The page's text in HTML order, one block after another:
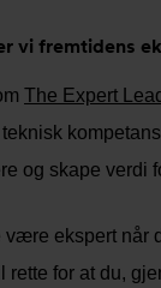
vi fremtidens
The Expert
og skape verdi
være ekspert når
rette for at du,